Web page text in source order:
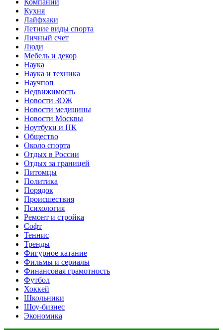
Кухня
Лайфхаки
Летние виды спорта
Личный счет
Люди
Мебель и декор
Наука
Наука и техника
Научпоп
Недвижимость
Новости ЗОЖ
Новости медицины
Новости Москвы
Ноутбуки и ПК
Общество
Около спорта
Отдых в России
Отдых за границей
Питомцы
Политика
Порядок
Происшествия
Психология
Ремонт и стройка
Софт
Теннис
Тренды
Фигурное катание
Фильмы и сериалы
Финансовая грамотность
Футбол
Хоккей
Школьники
Шоу-бизнес
Экономика